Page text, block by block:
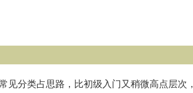
见分类占思路，比初级入门又稍微高点层次，